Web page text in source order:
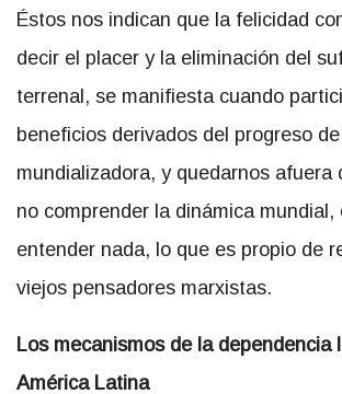
Éstos nos indican que la felicidad
decir el placer y la eliminación del
terrenal, se manifiesta cuando
beneficios derivados del progreso
mundializadora, y quedarnos afuera
no comprender la dinámica mundial,
entender nada, lo que es propio de
viejos pensadores marxistas.
Los mecanismos de la dependencia
América Latina